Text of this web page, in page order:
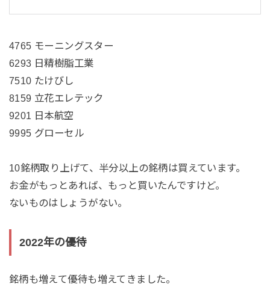
4765 モーニングスター
6293 日精樹脂工業
7510 たけびし
8159 立花エレテック
9201 日本航空
9995 グローセル
10銘柄取り上げて、半分以上の銘柄は買えています。
お金がもっとあれば、もっと買いたんですけど。
ないものはしょうがない。
2022年の優待
銘柄も増えて優待も増えてきました。